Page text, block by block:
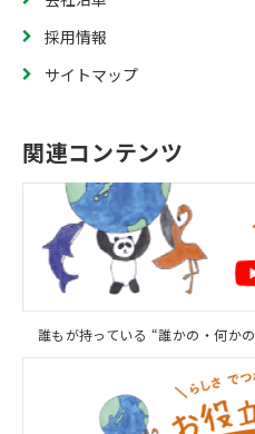
採用情報
サイトマップ
関連コンテンツ
誰もが持っている “誰かの・何か